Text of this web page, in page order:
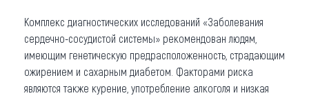
Комплекс диагностических исследований «Заболевания
сердечно-сосудистой системы» рекомендован людям,
имеющим генетическую предрасположенность, страдающим
ожирением и сахарным диабетом. Факторами риска
являются также курение, употребление алкоголя и низкая